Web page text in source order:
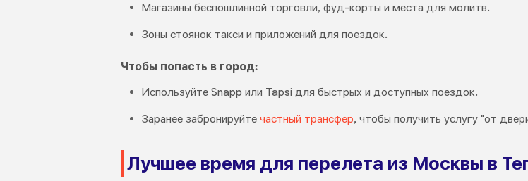
Магазины беспошлинной торговли, фуд-корты и места для молитв.
Зоны стоянок такси и приложений для поездок.
Чтобы попасть в город:
Используйте Snapp или Tapsi для быстрых и доступных поездок.
Заранее забронируйте частный трансфер, чтобы получить услугу "от
Лучшее время для перелета из Москвы в